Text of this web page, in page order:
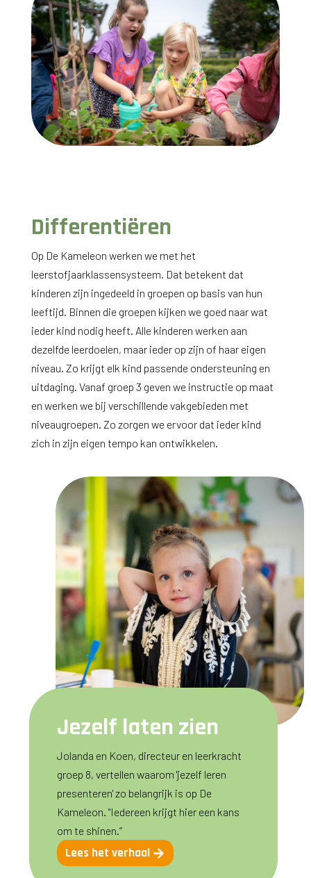
Differentiëren
Op De Kameleon werken we met het
leerstofjaarklassensysteem. Dat betekent dat
kinderen zijn ingedeeld in groepen op basis van hun
leeftijd. Binnen die groepen kijken we goed naar wat
ieder kind nodig heeft. Alle kinderen werken aan
dezelfde leerdoelen, maar ieder op zijn of haar eigen
niveau. Zo krijgt elk kind passende ondersteuning en
uitdaging. Vanaf groep 3 geven we instructie op maat
en werken we bij verschillende vakgebieden met
niveaugroepen. Zo zorgen we ervoor dat ieder kind
zich in zijn eigen tempo kan ontwikkelen.
Jezelf laten zien
Jolanda en Koen, directeur en leerkracht
groep 8, vertellen waarom 'jezelf leren
presenteren' zo belangrijk is op De
Kameleon. "Iedereen krijgt hier een kans
om te shinen.”
Lees het verhaal